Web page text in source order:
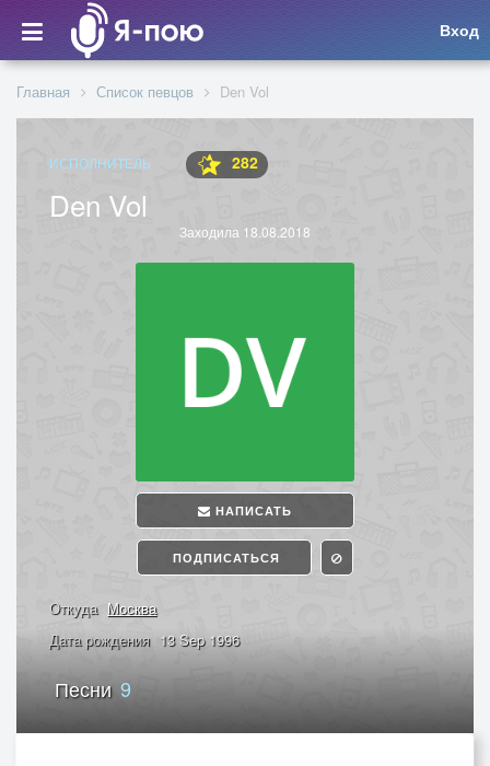
Вход
Главная Список певцов Den Vol
ИСПОЛНИТЕЛЬ 282
Den Vol
Заходила 18.08.2018
НАПИСАТЬ
ПОДПИСАТЬСЯ
Откуда Москва
Дата рождения 13 Sep 1996
Песни9